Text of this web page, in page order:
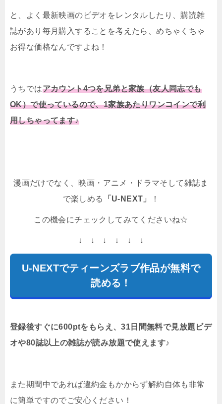
と、よく最新映画のビデオをレンタルしたり、購読雑
誌があり毎月購入することを考えたら、めちゃくちゃ
お得な価格なんですよね！
うちではアカウント4つを兄弟と家族（友人同志でも
OK）で使っているので、1家族あたりワンコインで利
用しちゃってます♪
漫画だけでなく、映画・アニメ・ドラマそして雑誌ま
で楽しめる
「U-NEXT」 ！
この機会にチェックしてみてくださいね☆
↓ ↓ ↓ ↓ ↓ ↓
U-NEXTでティーンズラブ作品が無料で
読める！
登録後すぐに600ptをもらえ、31日間無料で見放題ビデ
オや80誌以上の雑誌が読み放題で使えます♪
また期間中であれば違約金もかからず解約自体も非常
に簡単ですのでご安心ください！